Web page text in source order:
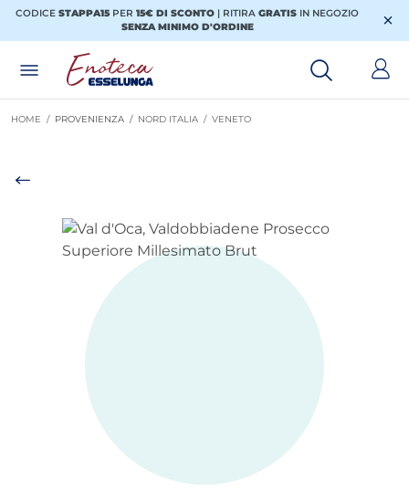
Posizionati sull'elenco categorie
I miei acquisti
CODICESTAPPA15PER15€ DI SCONTO | RITIRAGRATIS IN NEGOZIO
SENZA MINIMO D'ORDINE
HOME / PROVENIENZA / NORD ITALIA / VENETO